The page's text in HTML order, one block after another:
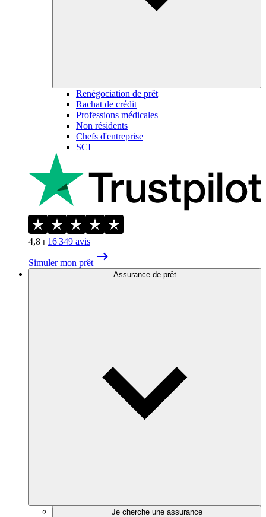
Renégociation de prêt
Rachat de crédit
Professions médicales
Non résidents
Chefs d'entreprise
SCI
4,8 ⏐ 16 349 avis
Simuler mon prêt
Assurance de prêt
Je cherche une assurance